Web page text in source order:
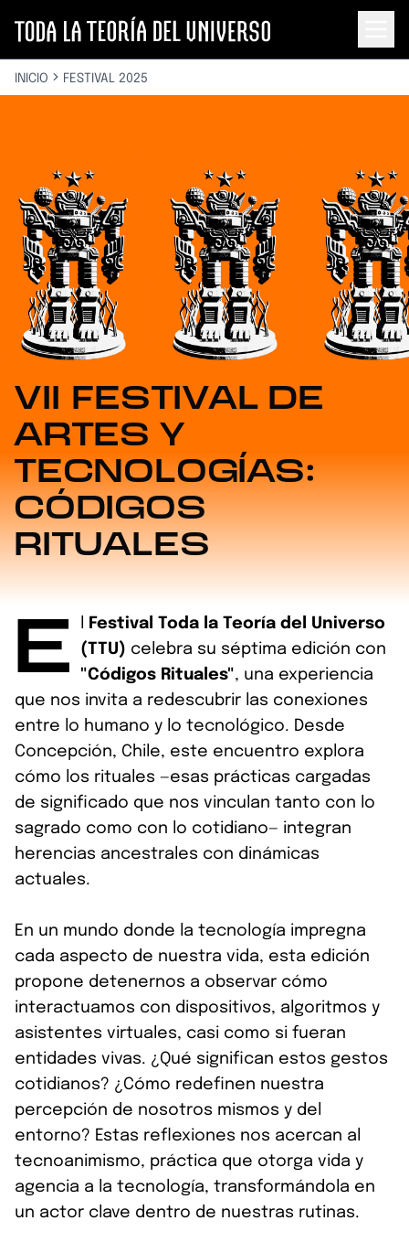
INICIO FESTIVAL 2025
VII FESTIVAL DE
ARTES Y
TECNOLOGÍAS:
CÓDIGOS
RITUALES
E
Festival Toda la Teoría del Universo
(TTU) celebra su séptima edición con
"Códigos Rituales", una experiencia
que nos invita a redescubrir las conexiones
entre lo humano y lo tecnológico. Desde
Concepción, Chile, este encuentro explora
cómo los rituales —esas prácticas cargadas
de significado que nos vinculan tanto con lo
sagrado como con lo cotidiano— integran
herencias ancestrales con dinámicas
actuales.
En un mundo donde la tecnología impregna
cada aspecto de nuestra vida, esta edición
propone detenernos a observar cómo
interactuamos con dispositivos, algoritmos y
asistentes virtuales, casi como si fueran
entidades vivas. ¿Qué significan estos gestos
cotidianos? ¿Cómo redefinen nuestra
percepción de nosotros mismos y del
entorno? Estas reflexiones nos acercan al
tecnoanimismo, práctica que otorga vida y
agencia a la tecnología, transformándola en
un actor clave dentro de nuestras rutinas.